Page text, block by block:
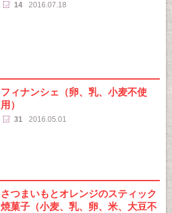
14 2016.07.18
フィナンシェ（卵、乳、小麦不使
用）
31 2016.05.01
さつまいもとオレンジのスティック
焼菓子（小麦、乳、卵、米、大豆不